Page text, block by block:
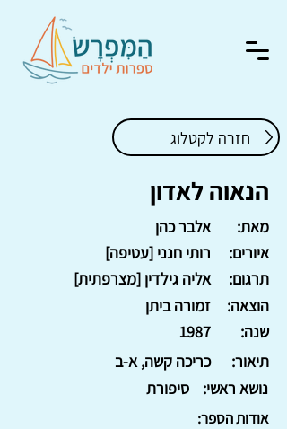
חזרה לקטלוג
הנאוה לאדון
אלבר כהן
מאת:
רותי חנני [עטיפה]
איורים:
אליה גילדין [מצרפתית]
תרגום:
זמורה ביתן
הוצאה:
1987
שנה:
כריכה קשה, א-ב
תיאור:
סיפורת
נושא ראשי:
אודות הספר: